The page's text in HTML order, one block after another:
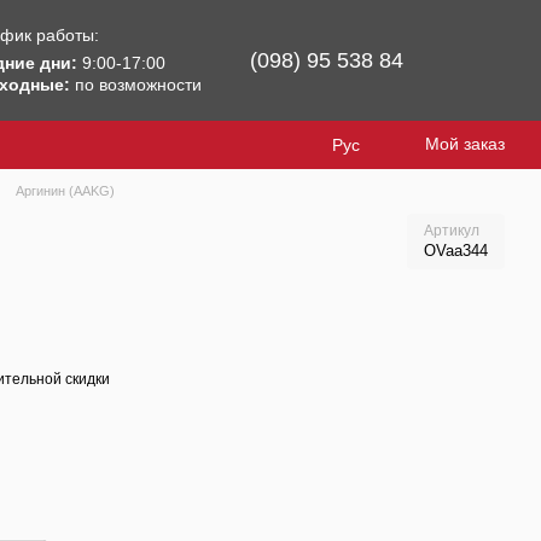
работы:
дни: 9:00-17:00
по возможности
(098) 95 538 84
Рус Мой заказ
Аргинин (AAKG)
Артикул
OVaa344
скидки